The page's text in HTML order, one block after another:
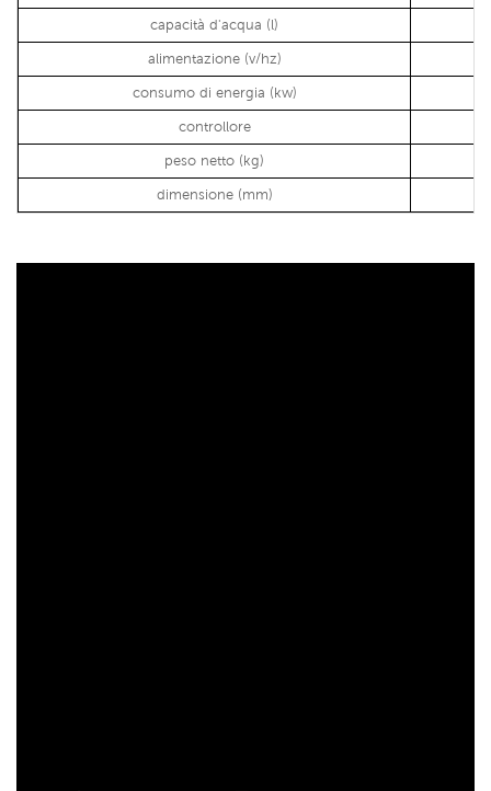
capacità d'acqua (l)
alimentazione (v/hz)
consumo di energia (kw)
controllore
peso netto (kg)
dimensione (mm)